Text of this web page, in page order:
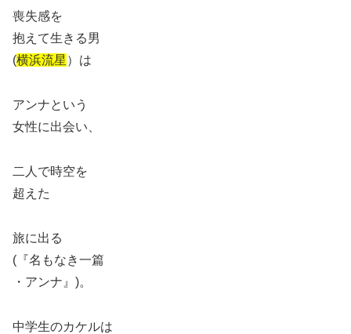
喪失感を
抱えて生きる男
(横浜流星 ）は
アンナという
女性に出会い、
二人で時空を
超えた
旅に出る
(『名もなき一篇
・アンナ』)。
中学生のカケルは